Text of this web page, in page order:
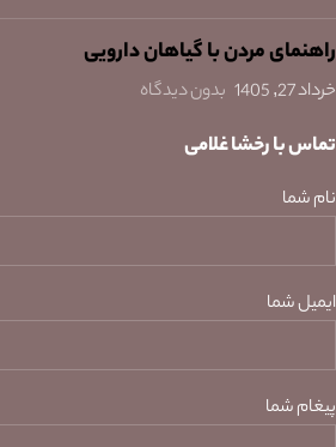
راهنمای مردن با گیاهان دارویی
خرداد 27, 1405 بدون دیدگاه
تماس با رخشا غلامی
نام شما
ایمیل شما
پیغام شما